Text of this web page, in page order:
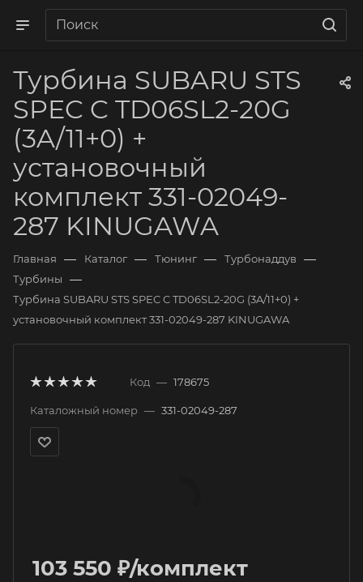
Турбина SUBARU STS
SPEC C TD06SL2-20G
(3A/11+0) +
установочный
комплект 331-02049-
287 KINUGAWA
Главная — Каталог — Тюнинг — Турбонаддув —
Турбины —
Турбина SUBARU STS SPEC C TD06SL2-20G (3A/11+0) +
установочный комплект 331-02049-287 KINUGAWA
Код — 178675
Каталожный номер — 331-02049-287
103 550 ₽/комплект